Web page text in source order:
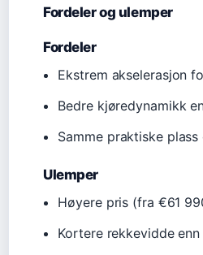
Fordeler og ulemper
Fordeler
Ekstrem akselerasjon
Bedre kjøredynamikk
Samme praktiske
Ulemper
Høyere pris (fra €61
Kortere rekkevidde